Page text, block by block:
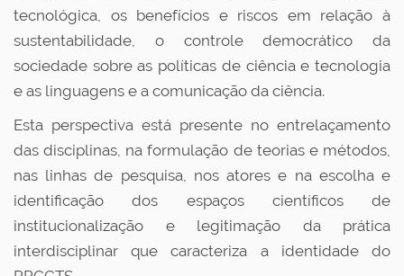
tecnológica, os benefícios e riscos em relação à
sustentabilidade, o controle democrático da
sociedade sobre as políticas de ciência e tecnologia
e as linguagens e a comunicação da ciência.
Esta perspectiva está presente no entrelaçamento
das disciplinas, na formulação de teorias e métodos,
nas linhas de pesquisa, nos atores e na escolha e
identificação dos espaços científicos de
institucionalização e legitimação da prática
interdisciplinar que caracteriza a identidade do